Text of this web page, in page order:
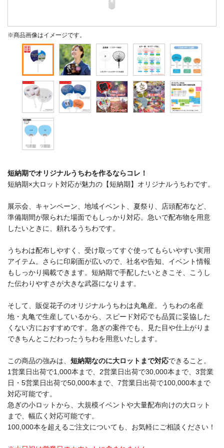
※商品画像はイメージです。
短納期でオリジナルうちわを作るならコレ！
短納期×大ロット対応が魅力の【短納期】オリジナルうちわです。
展示会、キャンペーン、地域イベント、夏祭り、店頭配布など、
準備期間が限られた場面でもしっかり対応。急いで配布物を用意
したいときに、頼れるうちわです。
うちわは配布しやすく、受け取ってすぐ使ってもらいやすい実用
アイテム。さらに印刷面が広いので、社名や告知、イベント情報
もしっかり掲載できます。短納期で手配したいときこそ、こうし
た伝わりやすさが大きな武器になります。
そして、販促花子のオリジナルうちわは丸亀産。うちわの名産
地・丸亀で生産しているから、スピード対応でも品質に妥協した
くない方におすすめです。急ぎの案件でも、見た目や仕上がりま
できちんとこだわったうちわを用意いたします。
この商品の強みは、 短納期なのに大ロットまで対応できること。
1営業日出荷で1,000本まで、2営業日出荷で30,000本まで、3営業
日・5営業日出荷で50,000本まで、7営業日出荷で100,000本まで
対応可能です。
急ぎの小ロットから、大規模イベントや大量配布向けの大ロット
まで、幅広く対応可能です。
100,000本を超えるご注文についても、お気軽にご相談ください！